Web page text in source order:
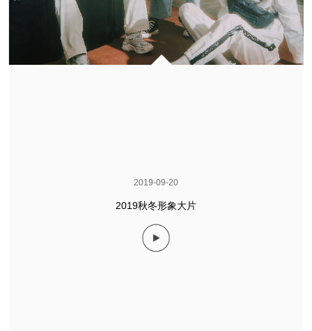
2019-09-20
2019秋冬形象大片